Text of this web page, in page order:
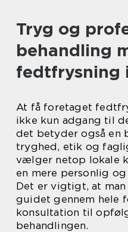
Tryg og
behandling
fedtfrysning
At få foretaget
ikke kun adgang til
det betyder også en
tryghed, etik og
vælger netop lokale
en mere personlig
Det er vigtigt, at
guidet gennem hele
konsultation til
behandlingen.